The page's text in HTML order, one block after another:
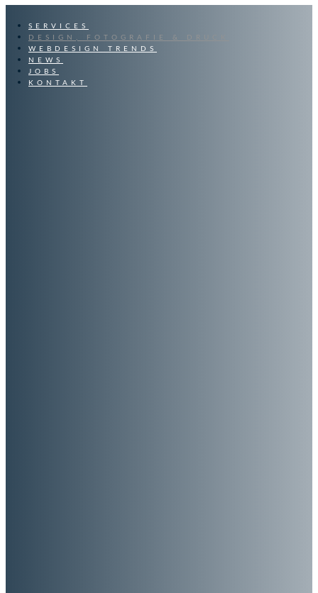
SERVICES
DESIGN, FOTOGRAFIE & DRUCK
WEBDESIGN TRENDS
NEWS
JOBS
KONTAKT